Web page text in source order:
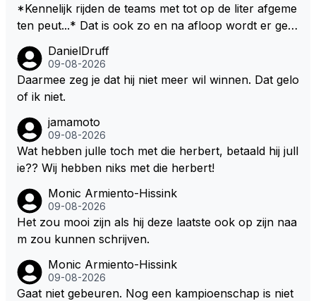
*Kennelijk rijden de teams met tot op de liter afgeme
ten peut...* Dat is ook zo en na afloop wordt er gec
zitten. Om die reden is Vettel ooit gediskwalificeerd. J
e hoort soms ook wel eens dat ze brandstoof moete
n sparen als de race engineer denkt dat ze die ene li
door die 1 liter te verhogen naar bijv. 5 liter en dan di
e ronden achter SC niet mee te tellen. Na x ronden
SC moet er na afloop niet nog 5 maar x liter inzitten.
DanielDruff
09-08-2026
Daarmee zeg je dat hij niet meer wil winnen. Dat gelo
of ik niet.
jamamoto
09-08-2026
Wat hebben julle toch met die herbert, betaald hij jull
ie?? Wij hebben niks met die herbert!
Monic Armiento-Hissink
09-08-2026
Het zou mooi zijn als hij deze laatste ook op zijn naa
m zou kunnen schrijven.
Monic Armiento-Hissink
09-08-2026
Gaat niet gebeuren. Nog een kampioenschap is niet